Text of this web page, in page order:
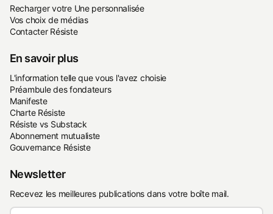
Recharger votre Une personnalisée
Vos choix de médias
Contacter Résiste
En savoir plus
L'information telle que vous l'avez choisie
Préambule des fondateurs
Manifeste
Charte Résiste
Résiste vs Substack
Abonnement mutualiste
Gouvernance Résiste
Newsletter
Recevez les meilleures publications dans votre boîte mail.